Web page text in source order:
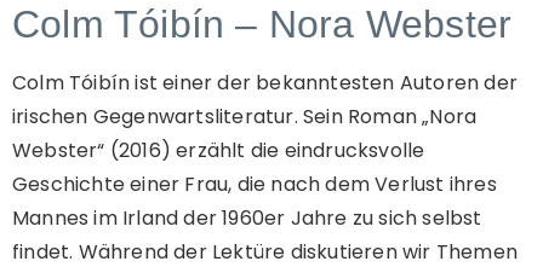
Colm Tóibín – Nora Webster
Colm Tóibín ist einer der bekanntesten Autoren der
irischen Gegenwartsliteratur. Sein Roman „Nora
Webster“ (2016) erzählt die eindrucksvolle
Geschichte einer Frau, die nach dem Verlust ihres
Mannes im Irland der 1960er Jahre zu sich selbst
findet. Während der Lektüre diskutieren wir Themen